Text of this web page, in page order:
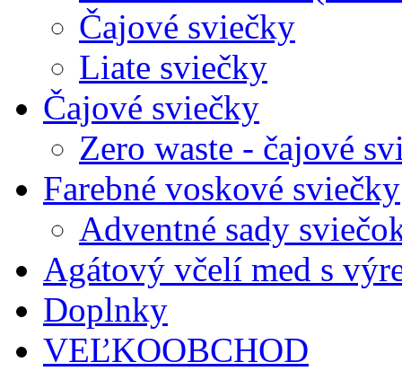
Čajové sviečky
Liate sviečky
Čajové sviečky
Zero waste - čajové
Farebné voskové sviečky
Adventné sady
Agátový včelí med s
Doplnky
VEĽKOOBCHOD